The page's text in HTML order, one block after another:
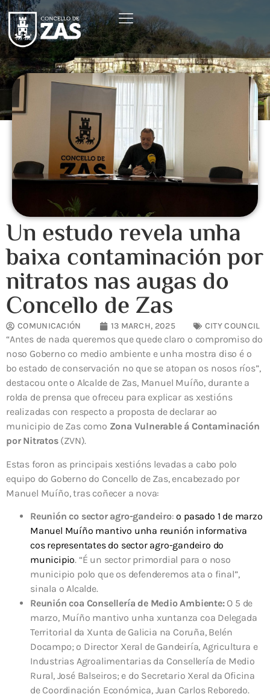
Un estudo revela unha
baixa contaminación por
nitratos nas augas do
Concello de Zas
COMUNICACIÓN 13 MARCH, 2025 CITY COUNCIL
“Antes de nada queremos que quede claro o compromiso do
noso Goberno co medio ambiente e unha mostra diso é o
bo estado de conservación no que se atopan os nosos ríos”,
destacou onte o Alcalde de Zas, Manuel Muíño, durante a
rolda de prensa que ofreceu para explicar as xestións
realizadas con respecto a proposta de declarar ao
municipio de Zas como Zona Vulnerable á Contaminación
por Nitratos(ZVN).
Estas foron as principais xestións levadas a cabo polo
equipo do Goberno do Concello de Zas, encabezado por
Manuel Muíño, tras coñecer a nova:
Reunión co sector agro-gandeiro:o pasado 1 de marzo
Manuel Muíño mantivo unha reunión informativa
cos representates do sector agro-gandeiro do
municipio. “É un sector primordial para o noso
municipio polo que os defenderemos ata o final”,
sinala o Alcalde.
Reunión coa Consellería de Medio Ambiente: O 5 de
marzo, Muíño mantivo unha xuntanza coa Delegada
Territorial da Xunta de Galicia na Coruña, Belén
Docampo; o Director Xeral de Gandeiría, Agricultura e
Industrias Agroalimentarias da Consellería de Medio
Rural, José Balseiros; e do Secretario Xeral da Oficina
de Coordinación Económica, Juan Carlos Reboredo.